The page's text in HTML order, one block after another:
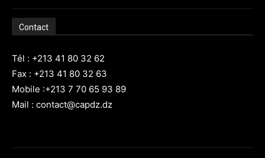
Contact
Tél : +213 41 80 32 62
Fax : +213 41 80 32 63
Mobile :+213 7 70 65 93 89
Mail : contact@capdz.dz